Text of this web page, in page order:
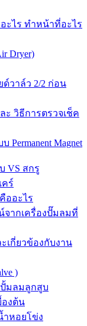
อะไร ทำหน้าที่อะไร
Dryer)
ด์วาล์ว 2/2 ก่อน
ะ วิธีการตรวจเช็ค
Magnet
VS สกรู
ร์
ออะไร
จากเครื่องปั๊มลมที่
เกี่ยวข้องกับงาน
)
มลมลูกสูบ
องต้น
ำหอยโข่ง